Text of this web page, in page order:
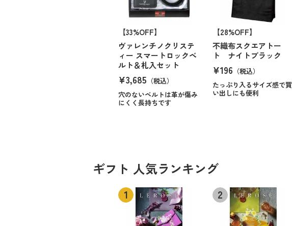
【33%OFF】
ヴァレンチノクリステ
ィー スマートロックベ
ルト＆札入セット
¥3,685 （税込）
穴のないベルトは革が傷み
にくく長持ちです
【28%OFF】
不織布スクエアトー
ト ナイトブラック
¥196 （税込）
たっぷり入るサイズ感で買
い出しにも便利
ギフト 人気ランキング